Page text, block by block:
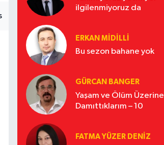
ilgilenmiyoruz da
ERKAN MIDILLI
Bu sezon bahane yok
GÜRCAN BANGER
Yaşam ve Ölüm Üzerine
Damıttıklarım – 10
FATMA YÜZER DENIZ